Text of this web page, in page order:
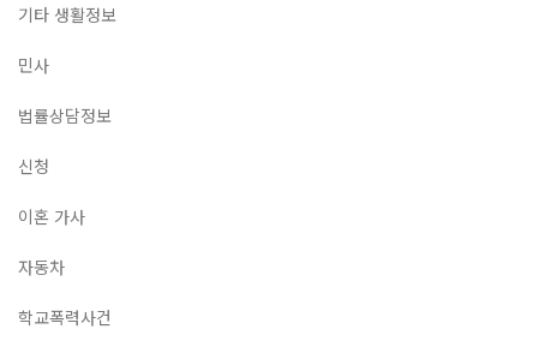
기타 생활정보
민사
법률상담정보
신청
이혼 가사
자동차
학교폭력사건